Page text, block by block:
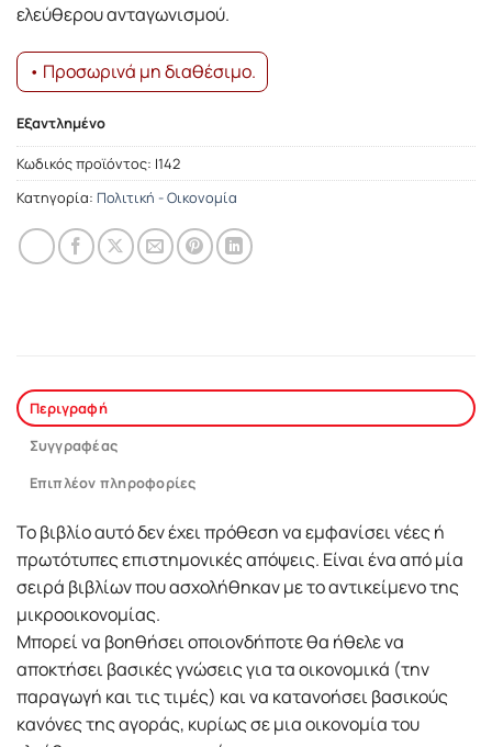
ελεύθερου ανταγωνισμού.
• Προσωρινά μη διαθέσιμο.
Εξαντλημένο
Κωδικός προϊόντος: Ι142
Κατηγορία: Πολιτική - Οικονομία
Περιγραφή
Συγγραφέας
Επιπλέον πληροφορίες
Το βιβλίο αυτό δεν έχει πρόθεση να εμφανίσει νέες ή
πρωτότυπες επιστημονικές απόψεις. Είναι ένα από μία
σειρά βιβλίων που ασχολήθηκαν με το αντικείμενο της
μικροοικονομίας.
Mπορεί να βοηθήσει οποιονδήποτε θα ήθελε να
αποκτήσει βασικές γνώσεις για τα οικονομικά (την
παραγωγή και τις τιμές) και να κατανοήσει βασικούς
κανόνες της αγοράς, κυρίως σε μια οικονομία του